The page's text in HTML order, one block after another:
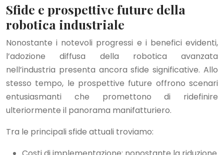
Sfide e prospettive future della
robotica industriale
Nonostante i notevoli progressi e i benefici evidenti,
l’adozione diffusa della robotica avanzata
nell’industria presenta ancora sfide significative. Allo
stesso tempo, le prospettive future offrono scenari
entusiasmanti che promettono di ridefinire
ulteriormente il panorama manifatturiero.
Tra le principali sfide attuali troviamo: